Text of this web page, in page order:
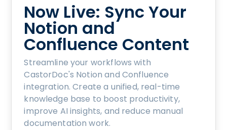
Now Live: Sync Your
Notion and
Confluence Content
Streamline your workflows with
CastorDoc's Notion and Confluence
integration. Create a unified, real-time
knowledge base to boost productivity,
improve AI insights, and reduce manual
documentation work.